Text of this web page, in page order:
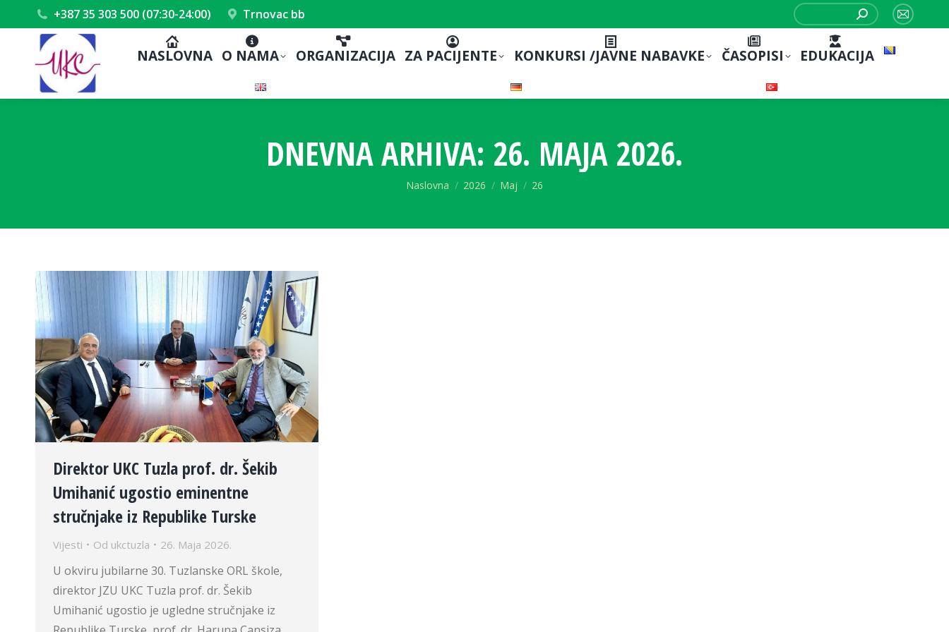
+387 35 303 500 (07:30-24:00) Trnovac bb
Search:
Mail
NASLOVNA O NAMA ORGANIZACIJA ZA PACIJENTE KONKURSI /JAVNE NABAVKE ČASOPISI EDUKACIJA
DNEVNA ARHIVA: 26. MAJA 2026.
You are here:
Naslovna 2026 Maj 26
Direktor UKC Tuzla prof. dr. Šekib
Umihanić ugostio eminentne
stručnjake iz Republike Turske
Vijesti Od ukctuzla 26. Maja 2026.
U okviru jubilarne 30. Tuzlanske ORL škole,
direktor JZU UKC Tuzla prof. dr. Šekib
Umihanić ugostio je ugledne stručnjake iz